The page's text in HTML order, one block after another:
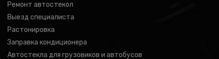
Ремонт автостекол
Выезд специалиста
Растонировка
Заправка кондиционера
Автостекла для грузовиков и автобусов